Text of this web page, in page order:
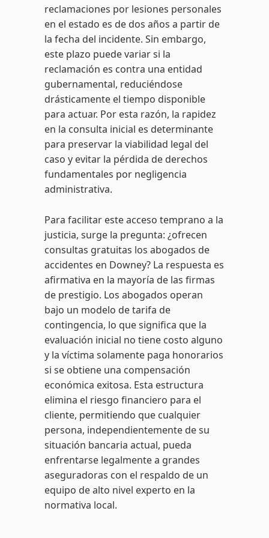
reclamaciones por lesiones personales
en el estado es de dos años a partir de
la fecha del incidente. Sin embargo,
este plazo puede variar si la
reclamación es contra una entidad
gubernamental, reduciéndose
drásticamente el tiempo disponible
para actuar. Por esta razón, la rapidez
en la consulta inicial es determinante
para preservar la viabilidad legal del
caso y evitar la pérdida de derechos
fundamentales por negligencia
administrativa.
Para facilitar este acceso temprano a la
justicia, surge la pregunta: ¿ofrecen
consultas gratuitas los abogados de
accidentes en Downey? La respuesta es
afirmativa en la mayoría de las firmas
de prestigio. Los abogados operan
bajo un modelo de tarifa de
contingencia, lo que significa que la
evaluación inicial no tiene costo alguno
y la víctima solamente paga honorarios
si se obtiene una compensación
económica exitosa. Esta estructura
elimina el riesgo financiero para el
cliente, permitiendo que cualquier
persona, independientemente de su
situación bancaria actual, pueda
enfrentarse legalmente a grandes
aseguradoras con el respaldo de un
equipo de alto nivel experto en la
normativa local.